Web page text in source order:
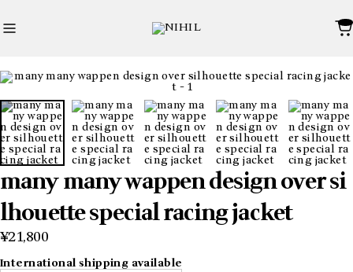
many many wappen design over si
lhouette special racing jacket
¥21,800
International shipping available